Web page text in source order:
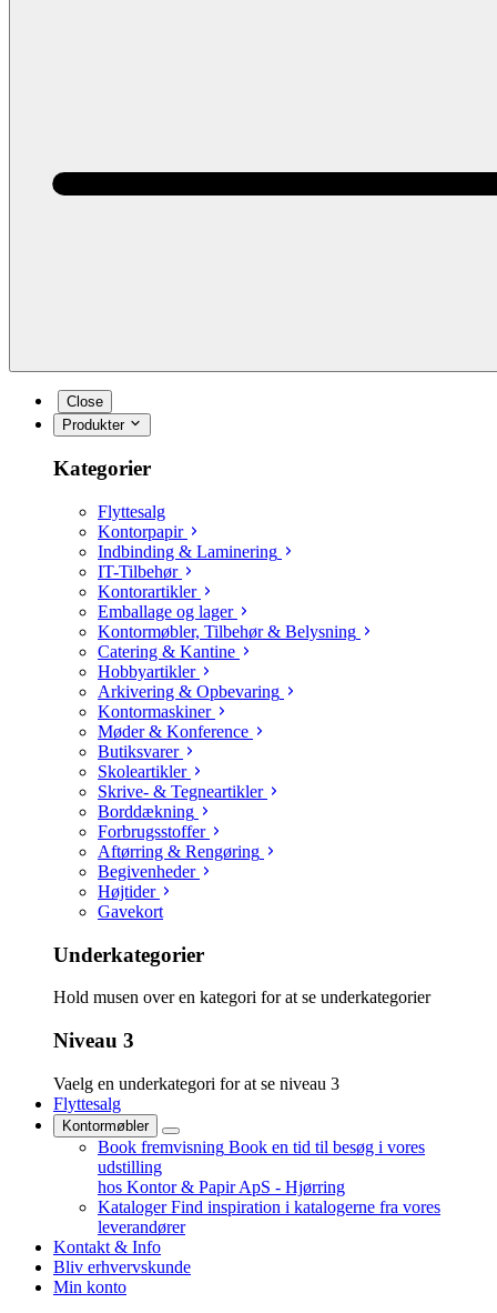
Close
Produkter
Kategorier
Flyttesalg
Kontorpapir
Indbinding & Laminering
IT-Tilbehør
Kontorartikler
Emballage og lager
Kontormøbler, Tilbehør & Belysning
Catering & Kantine
Hobbyartikler
Arkivering & Opbevaring
Kontormaskiner
Møder & Konference
Butiksvarer
Skoleartikler
Skrive- & Tegneartikler
Borddækning
Forbrugsstoffer
Aftørring & Rengøring
Begivenheder
Højtider
Gavekort
Underkategorier
Hold musen over en kategori for at se underkategorier
Niveau 3
Vaelg en underkategori for at se niveau 3
Flyttesalg
Kontormøbler
Book fremvisning Book en tid til besøg i vores
udstilling
hos Kontor & Papir ApS - Hjørring
Kataloger Find inspiration i katalogerne fra vores
leverandører
Kontakt & Info
Bliv erhvervskunde
Min konto